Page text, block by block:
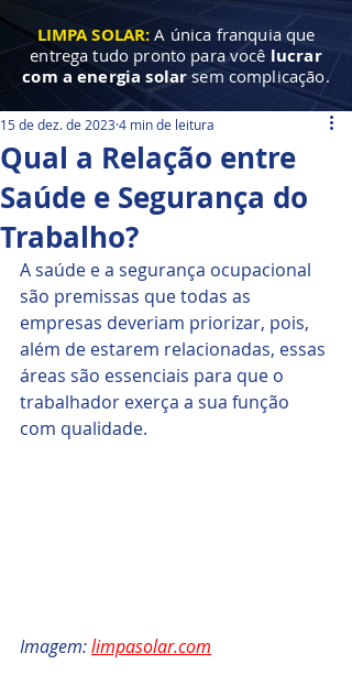
LIMPA SOLAR:A única franquia que
entrega tudo pronto para você lucrar
com a energia solar sem complicação.
Qual a Relação entre
Saúde e Segurança do
Trabalho?
15 de dez. de 20234 min de leitura
A saúde e a segurança ocupacional
são premissas que todas as
empresas deveriam priorizar, pois,
além de estarem relacionadas, essas
áreas são essenciais para que o
trabalhador exerça a sua função
com qualidade.
Imagem: limpasolar.com